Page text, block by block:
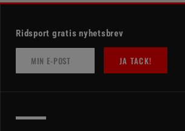
Ridsport gratis nyhetsbrev
JA TACK!